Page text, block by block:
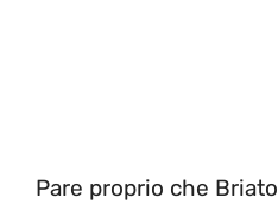
Pare proprio che